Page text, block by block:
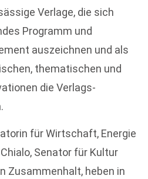
Verlage, die sich
Programm und
auszeichnen und als
thematischen und
die Verlags­
für Wirtschaft, Energie
Senator für Kultur
Zusammenhalt, heben in